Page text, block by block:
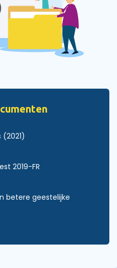
2019-FR
betere geestelijke